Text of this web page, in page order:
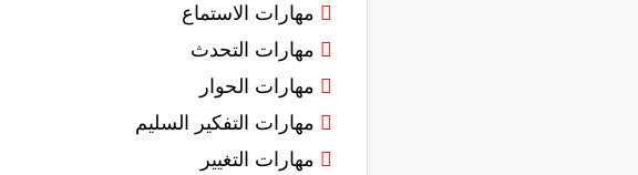
 مهارات الاستماع
 مهارات التحدث
 مهارات الحوار
 مهارات التفكير السليم
 مهارات التغيير